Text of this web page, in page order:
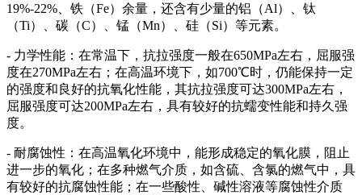
19%-22%、铁（Fe）余量，还含有少量的铝（Al）、钛
（Ti）、碳（C）、锰（Mn）、硅（Si）等元素。
- 力学性能：在常温下，抗拉强度一般在650MPa左右，屈服强
度在270MPa左右；在高温环境下，如700℃时，仍能保持一定
的强度和良好的抗氧化性能，其抗拉强度可达300MPa左右，
屈服强度可达200MPa左右，具有较好的抗蠕变性能和持久强
度。
- 耐腐蚀性：在高温氧化环境中，能形成稳定的氧化膜，阻止
进一步的氧化；在多种燃气介质，如含硫、含氯的燃气中，具
有较好的抗腐蚀性能；在一些酸性、碱性溶液等腐蚀性介质